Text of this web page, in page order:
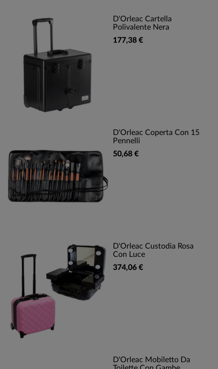
D'Orleac Cartella
Polivalente Nera
177,38 €
D'Orleac Coperta Con 15
Pennelli
50,68 €
D'Orleac Custodia Rosa
Con Luce
374,06 €
D'Orleac Mobiletto Da